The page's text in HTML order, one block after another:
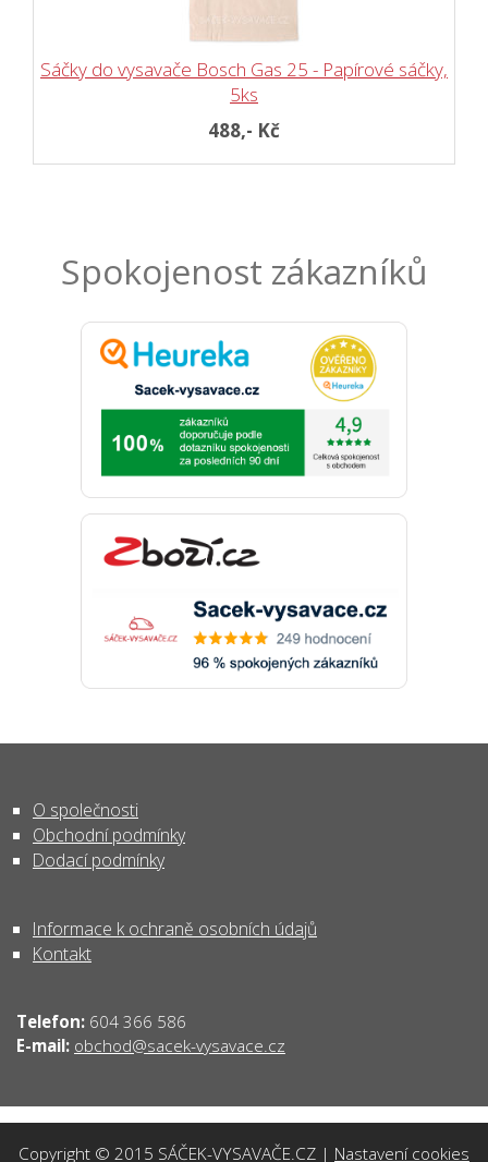
Sáčky do vysavače Bosch Gas 25 - Papírové sáčky,
5ks
488,- Kč
Spokojenost zákazníků
O společnosti
Obchodní podmínky
Dodací podmínky
Informace k ochraně osobních údajů
Kontakt
Telefon: 604 366 586
E-mail: obchod@sacek-vysavace.cz
Copyright © 2015 SÁČEK-VYSAVAČE.CZ | Nastavení cookies